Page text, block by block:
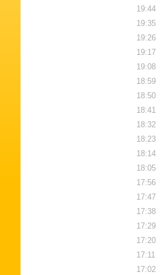
19:44
19:35
19:26
19:17
19:08
18:59
18:50
18:41
18:32
18:23
18:14
18:05
17:56
17:47
17:38
17:29
17:20
17:11
17:02